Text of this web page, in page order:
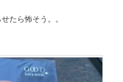
たら怖そう。。